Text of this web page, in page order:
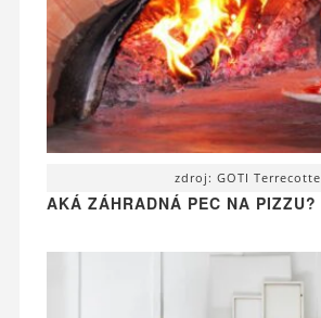
zdroj: GOTI Terrecotte
AKÁ ZÁHRADNÁ PEC NA PIZZU?